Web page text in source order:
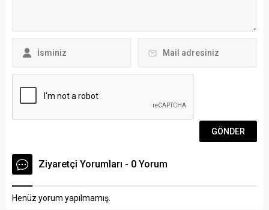
Ziyaretçi Yorumları - 0 Yorum
Henüz yorum yapılmamış.